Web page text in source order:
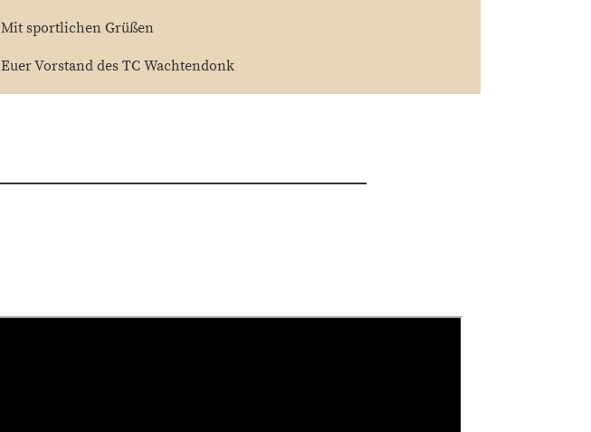
Mit sportlichen Grüßen
Euer Vorstand desTC Wachtendonk